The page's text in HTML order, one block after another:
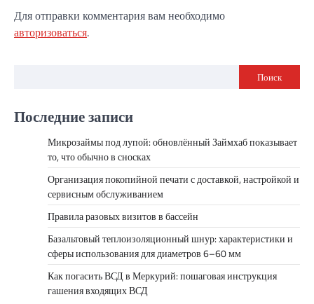
Для отправки комментария вам необходимо
авторизоваться.
Поиск
Последние записи
Микрозаймы под лупой: обновлённый Займхаб показывает
то, что обычно в сносках
Организация покопийной печати с доставкой, настройкой и
сервисным обслуживанием
Правила разовых визитов в бассейн
Базальтовый теплоизоляционный шнур: характеристики и
сферы использования для диаметров 6–60 мм
Как погасить ВСД в Меркурий: пошаговая инструкция
гашения входящих ВСД